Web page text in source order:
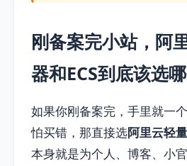
刚备案完小站，阿
器和ECS到底该选
如果你刚备案完，手里就一
怕买错，那直接选阿里云轻
本身就是为个人、博客、小